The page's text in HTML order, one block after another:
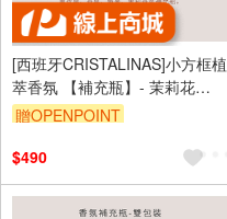
[西班牙CRISTALINAS]小方框植
萃香氛 【補充瓶】- 茉莉花
(30ml *2)
贈OPENPOINT
$490